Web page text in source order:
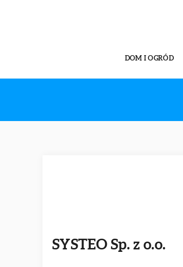
DOM I OGRÓD
SYSTEO Sp. z o.o.